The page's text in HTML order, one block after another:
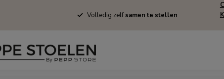
Volledig zelfsamen te stellen
Stofstalen